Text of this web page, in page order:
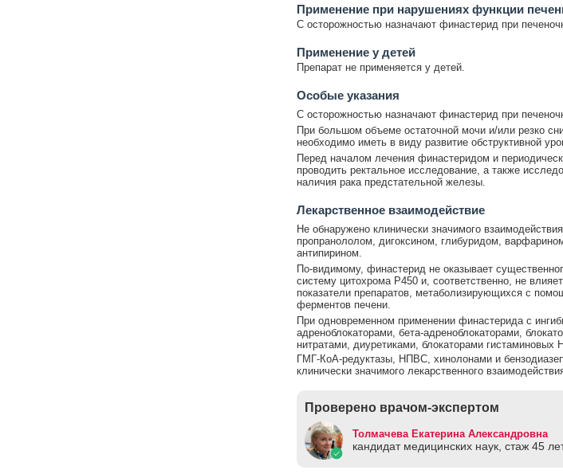
Применение при нарушениях функции
С осторожностью назначают финастерид при
Применение у детей
Препарат не применяется у детей.
Особые указания
С осторожностью назначают финастерид при
При большом объеме остаточной мочи и/или резко
необходимо иметь в виду развитие обструктивной
Перед началом лечения финастеридом и
проводить ректальное исследование, а также
наличия рака предстательной железы.
Лекарственное взаимодействие
Не обнаружено клинически значимого
пропранололом, дигоксином, глибуридом,
антипирином.
По-видимому, финастерид не оказывает
систему цитохрома Р450 и, соответственно, не
показатели препаратов, метаболизирующихся с
ферментов печени.
При одновременном применении финастерида с
адреноблокаторами, бета-адреноблокаторами,
нитратами, диуретиками, блокаторами гистаминовых H
ГМГ-КоА-редуктазы, НПВС, хинолонами и
клинически значимого лекарственного
Проверено врачом-экспертом
Толмачева Екатерина Александровна
кандидат медицинских наук, стаж 45